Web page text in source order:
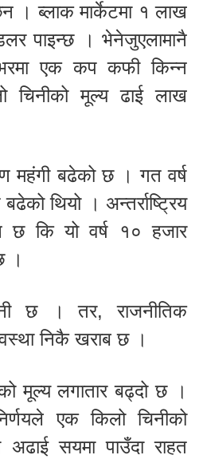
। ब्लाक मार्केटमा १ लाख
पाइन्छ । भेनेजुएलामानै
एक कप कफी किन्न
मूल्य ढाई लाख
महंगी बढेको छ । गत वर्ष
थियो । अन्तर्राष्ट्रिय
छ कि यो वर्ष १० हजार
।
छ । तर, राजनीतिक
निकै खराब छ ।
मूल्य लगातार बढ्दो छ ।
एक किलो चिनीको
सयमा पाउँदा राहत